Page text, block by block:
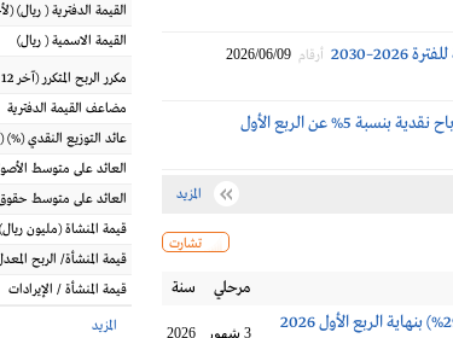
أرقام 2026/06/09
مجلس إدارة نفوذ يقر بتوزيع أرباح نقدية بنسبة 5% عن الربع الأول
المزيد
تشارت
مرحلي سنة
3 شهور 2026
القيمة الدفترية( ريال)
القيمة الاسمية( ريال)
مكرر الربح المتكرر (آخر 12 شهراً)
مضاعف القيمة الدفترية
عائد التوزيع النقدي(%)
العائد على متوسط
العائد على متوسط
قيمة المنشاة(مليون ريال)
قيمة المنشأة/ الربح
قيمة المنشأة / الإيرادات
المزيد